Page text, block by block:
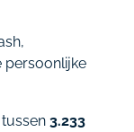
persoonlijke
3.233